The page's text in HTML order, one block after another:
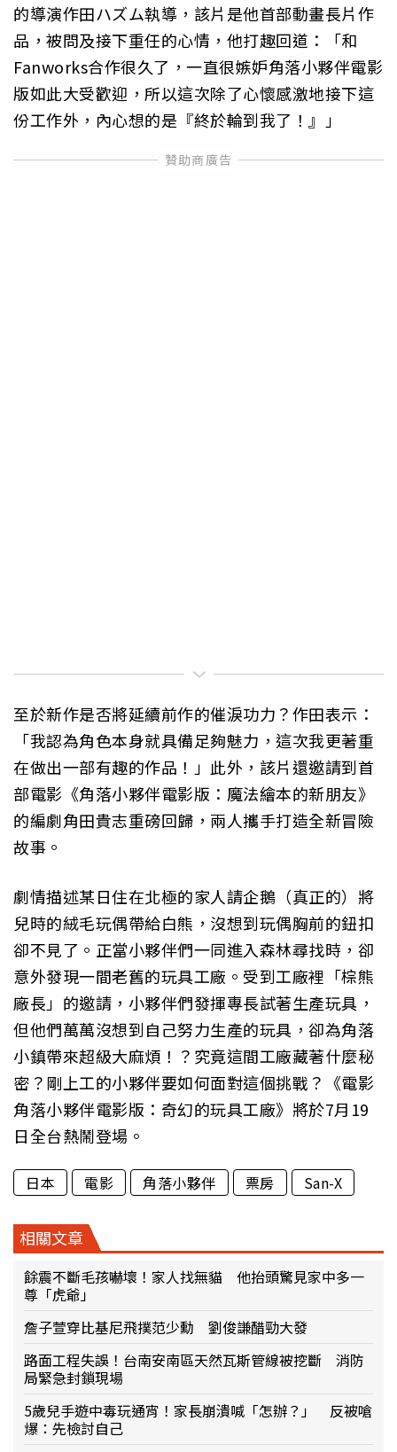
的導演作田ハズム執導，該片是他首部動畫長片作
品，被問及接下重任的心情，他打趣回道：「和
Fanworks合作很久了，一直很嫉妒角落小夥伴電影
版如此大受歡迎，所以這次除了心懷感激地接下這
份工作外，內心想的是『終於輪到我了！』」
至於新作是否將延續前作的催淚功力？作田表示：
「我認為角色本身就具備足夠魅力，這次我更著重
在做出一部有趣的作品！」此外，該片還邀請到首
部電影《角落小夥伴電影版：魔法繪本的新朋友》
的編劇角田貴志重磅回歸，兩人攜手打造全新冒險
故事。
劇情描述某日住在北極的家人請企鵝（真正的）將
兒時的絨毛玩偶帶給白熊，沒想到玩偶胸前的鈕扣
卻不見了。正當小夥伴們一同進入森林尋找時，卻
意外發現一間老舊的玩具工廠。受到工廠裡「棕熊
廠長」的邀請，小夥伴們發揮專長試著生產玩具，
但他們萬萬沒想到自己努力生產的玩具，卻為角落
小鎮帶來超級大麻煩！？究竟這間工廠藏著什麼秘
密？剛上工的小夥伴要如何面對這個挑戰？《電影
角落小夥伴電影版：奇幻的玩具工廠》將於7月19
日全台熱鬧登場。
日本 電影 角落小夥伴 票房 San-X
相關文章
餘震不斷毛孩嚇壞！家人找無貓 他抬頭驚見家中多一
尊「虎爺」
詹子萱穿比基尼飛撲范少勳 劉俊謙醋勁大發
路面工程失誤！台南安南區天然瓦斯管線被挖斷 消防
局緊急封鎖現場
5歲兒手遊中毒玩通宵！家長崩潰喊「怎辦？」 反被嗆
爆：先檢討自己